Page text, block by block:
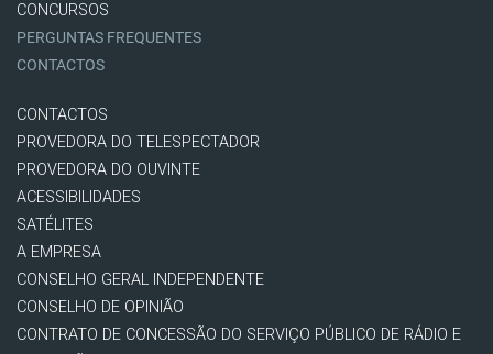
CONCURSOS
PERGUNTAS FREQUENTES
CONTACTOS
CONTACTOS
PROVEDORA DO TELESPECTADOR
PROVEDORA DO OUVINTE
ACESSIBILIDADES
SATÉLITES
A EMPRESA
CONSELHO GERAL INDEPENDENTE
CONSELHO DE OPINIÃO
CONTRATO DE CONCESSÃO DO SERVIÇO PÚBLICO DE RÁDIO E